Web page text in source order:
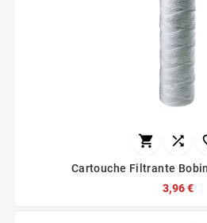
 
Cartouche Filtrante
3,96 €